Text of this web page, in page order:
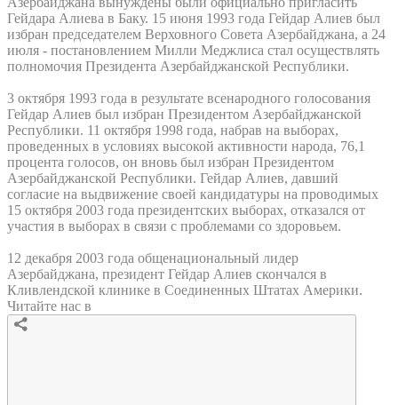
Гейдара Алиева в Баку. 15 июня 1993 года Гейдар Алиев был
избран председателем Верховного Совета Азербайджана, а 24
июля - постановлением Милли Меджлиса стал осуществлять
полномочия Президента Азербайджанской Республики.
3 октября 1993 года в результате всенародного голосования
Гейдар Алиев был избран Президентом Азербайджанской
Республики. 11 октября 1998 года, набрав на выборах,
проведенных в условиях высокой активности народа, 76,1
процента голосов, он вновь был избран Президентом
Азербайджанской Республики. Гейдар Алиев, давший
согласие на выдвижение своей кандидатуры на проводимых
15 октября 2003 года президентских выборах, отказался от
участия в выборах в связи с проблемами со здоровьем.
12 декабря 2003 года общенациональный лидер
Азербайджана, президент Гейдар Алиев скончался в
Кливлендской клинике в Соединенных Штатах Америки.
Читайте нас в